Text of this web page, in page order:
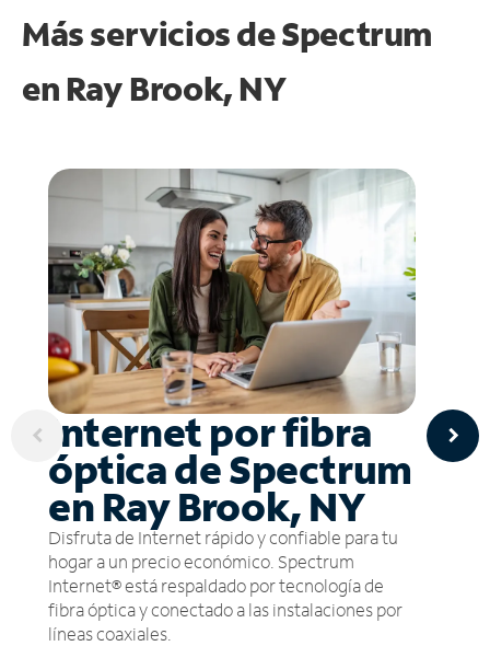
Más servicios de Spectrum
en Ray Brook, NY
Internet por fibra
óptica de Spectrum
en Ray Brook, NY
Disfruta de Internet rápido y confiable para tu
hogar a un precio económico. Spectrum
Internet® está respaldado por tecnología de
fibra óptica y conectado a las instalaciones por
líneas coaxiales.